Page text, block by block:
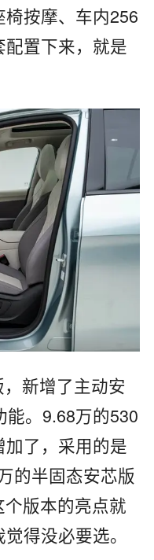
按摩、车内256
置下来，就是
新增了主动安
。9.68万的530
了，采用的是
的半固态安芯版
版本的亮点就
得没必要选。